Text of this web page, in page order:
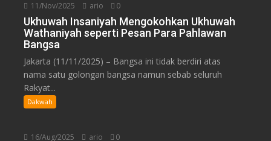
11/Nov/2025 ario 0
Ukhuwah Insaniyah Mengokohkan Ukhuwah
Wathaniyah seperti Pesan Para Pahlawan
Bangsa
Jakarta (11/11/2025) – Bangsa ini tidak berdiri atas
nama satu golongan bangsa namun sebab seluruh
Rakyat...
Dakwah
16/Aug/2025 ario 0